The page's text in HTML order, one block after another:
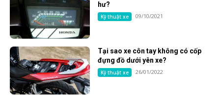
hư?
Kỹ thuật xe 09/10/2021
Tại sao xe côn tay không có cốp
đựng đồ dưới yên xe?
Kỹ thuật xe 26/01/2022